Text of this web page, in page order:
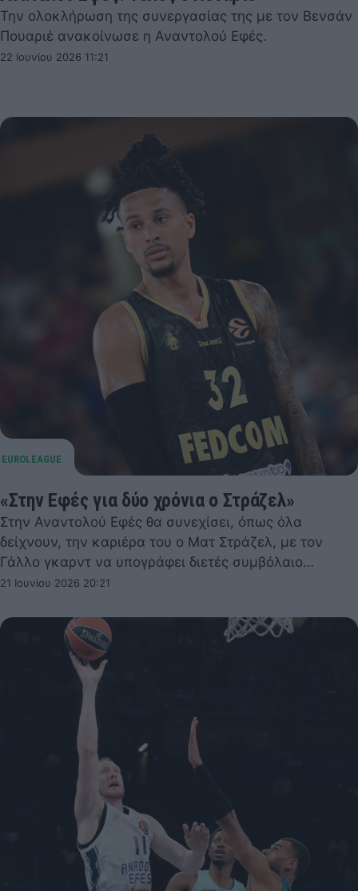
Την ολοκλήρωση της συνεργασίας της με τον Βενσάν
Πουαριέ ανακοίνωσε η Αναντολού Εφές.
22 Ιουνίου 2026 11:21
«Στην Εφές για δύο χρόνια ο Στράζελ»
Στην Αναντολού Εφές θα συνεχίσει, όπως όλα
δείχνουν, την καριέρα του ο Ματ Στράζελ, με τον
Γάλλο γκαρντ να υπογράφει διετές συμβόλαιο…
21 Ιουνίου 2026 20:21